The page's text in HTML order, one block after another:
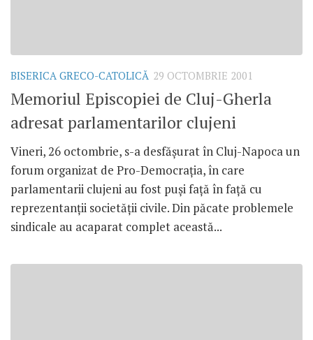
BISERICA GRECO-CATOLICĂ 29 OCTOMBRIE 2001
Memoriul Episcopiei de Cluj-Gherla
adresat parlamentarilor clujeni
Vineri, 26 octombrie, s-a desfăşurat în Cluj-Napoca un
forum organizat de Pro-Democraţia, în care
parlamentarii clujeni au fost puşi faţă în faţă cu
reprezentanţii societăţii civile. Din păcate problemele
sindicale au acaparat complet această...